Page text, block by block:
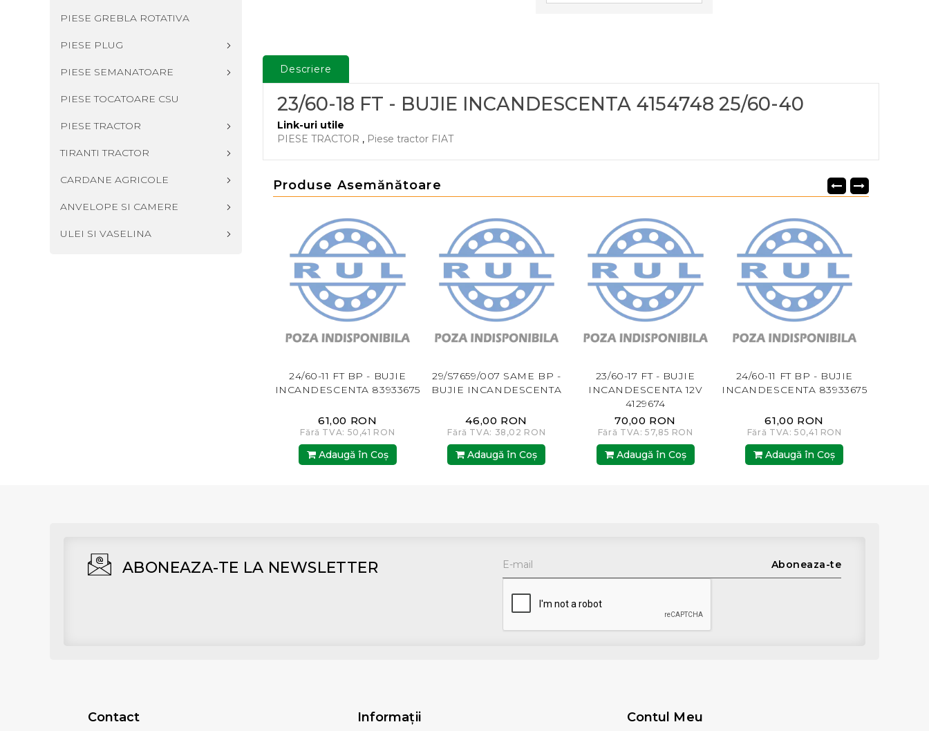
PIESE GREBLA ROTATIVA
PIESE PLUG
PIESE SEMANATOARE
PIESE TOCATOARE CSU
PIESE TRACTOR
TIRANTI TRACTOR
CARDANE AGRICOLE
ANVELOPE SI CAMERE
ULEI SI VASELINA
Descriere
23/60-18 FT - BUJIE INCANDESCENTA 4154748 25/60-40
Link-uri utile
PIESE TRACTOR , Piese tractor FIAT
Produse Asemănătoare
24/60-11 FT BP - BUJIE
INCANDESCENTA 83933675
61,00 RON
Fără TVA: 50,41 RON
Adaugă în Coş
29/S7659/007 SAME BP -
BUJIE INCANDESCENTA
46,00 RON
Fără TVA: 38,02 RON
Adaugă în Coş
23/60-17 FT - BUJIE
INCANDESCENTA 12V
4129674
70,00 RON
Fără TVA: 57,85 RON
Adaugă în Coş
24/60-11 FT BP - BUJIE
INCANDESCENTA 83933675
61,00 RON
Fără TVA: 50,41 RON
Adaugă în Coş
ABONEAZA-TE LA NEWSLETTER Aboneaza-te
Contact Informaţii Contul Meu